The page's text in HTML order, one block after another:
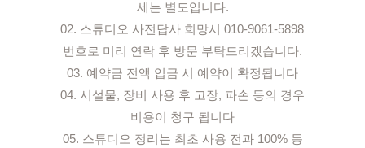
세는 별도입니다.
02. 스튜디오 사전답사 희망시 010-9061-5898
번호로 미리 연락 후 방문 부탁드리겠습니다.
03. 예약금 전액 입금 시 예약이 확정됩니다
04. 시설물, 장비 사용 후 고장, 파손 등의 경우
비용이 청구 됩니다
05. 스튜디오 정리는 최초 사용 전과 100% 동